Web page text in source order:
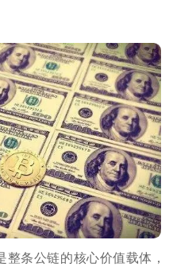
整条公链的核心价值载体，